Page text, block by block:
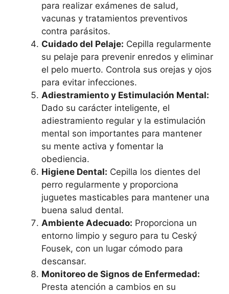
para realizar exámenes de salud,
vacunas y tratamientos preventivos
contra parásitos.
Cuidado del Pelaje: Cepilla regularmente
su pelaje para prevenir enredos y eliminar
el pelo muerto. Controla sus orejas y ojos
para evitar infecciones.
Adiestramiento y Estimulación Mental:
Dado su carácter inteligente, el
adiestramiento regular y la estimulación
mental son importantes para mantener
su mente activa y fomentar la
obediencia.
Higiene Dental: Cepilla los dientes del
perro regularmente y proporciona
juguetes masticables para mantener una
buena salud dental.
Ambiente Adecuado: Proporciona un
entorno limpio y seguro para tu Ceský
Fousek, con un lugar cómodo para
descansar.
Monitoreo de Signos de Enfermedad:
Presta atención a cambios en su